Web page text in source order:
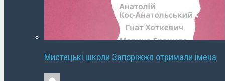
Мистецькі школи Запоріжжя отримали імена